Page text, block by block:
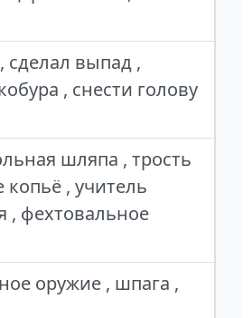
сделал выпад ,
, снести голову
шляпа , трость
копьё , учитель
, фехтовальное
оружие , шпага ,